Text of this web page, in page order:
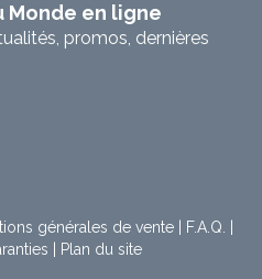
Monde en ligne
promos, dernières
générales de vente| F.A.Q.
Plan du site